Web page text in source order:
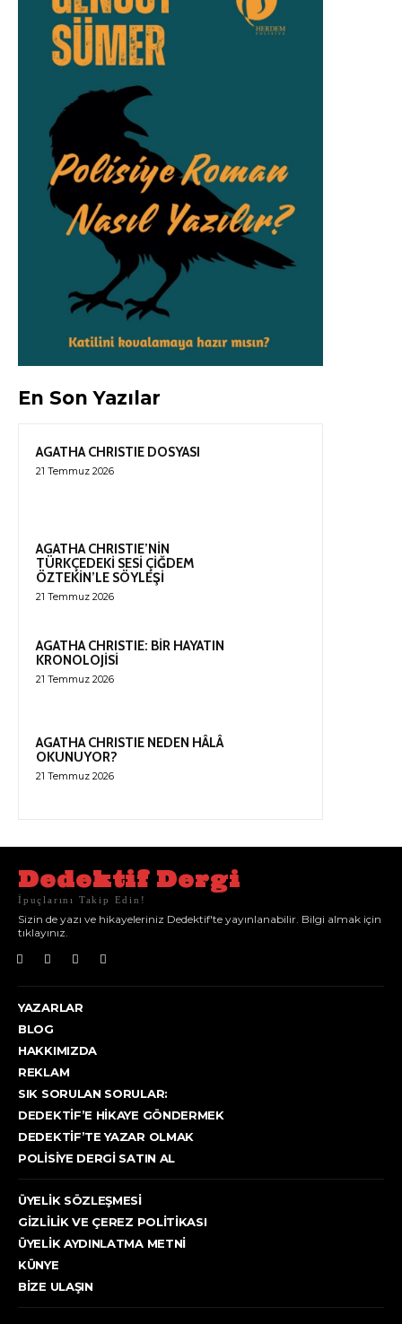
En Son Yazılar
AGATHA CHRISTIE DOSYASI
21 Temmuz 2026
AGATHA CHRISTIE’NİN
TÜRKÇEDEKİ SESİ ÇİĞDEM
ÖZTEKİN’LE SÖYLEŞİ
21 Temmuz 2026
AGATHA CHRISTIE: BİR HAYATIN
KRONOLOJİSİ
21 Temmuz 2026
AGATHA CHRISTIE NEDEN HÂLÂ
OKUNUYOR?
21 Temmuz 2026
Dedektif Dergi
İpuçlarını Takip Edin!
Sizin de yazı ve hikayeleriniz Dedektif'te yayınlanabilir. Bilgi almak için
tıklayınız.
YAZARLAR
BLOG
HAKKIMIZDA
REKLAM
SIK SORULAN SORULAR:
DEDEKTIF’E HIKAYE GÖNDERMEK
DEDEKTIF’TE YAZAR OLMAK
POLISIYE DERGI SATIN AL
ÜYELIK SÖZLEŞMESI
GIZLILIK VE ÇEREZ POLITIKASI
ÜYELIK AYDINLATMA METNI
KÜNYE
BIZE ULAŞIN